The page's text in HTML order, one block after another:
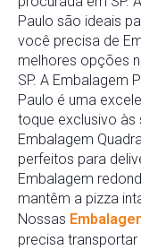
Paulo são ideais
você precisa de
melhores opções
SP. A Embalagem
Paulo é uma
toque exclusivo às
Embalagem
perfeitos para
Embalagem
mantêm a pizza
Nossas
precisa